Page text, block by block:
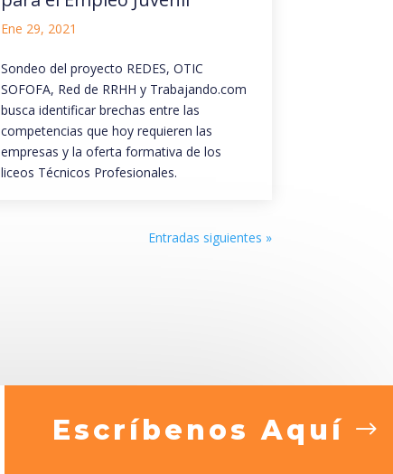
Ene 29, 2021
Sondeo del proyecto REDES, OTIC
SOFOFA, Red de RRHH y Trabajando.com
busca identificar brechas entre las
competencias que hoy requieren las
empresas y la oferta formativa de los
liceos Técnicos Profesionales.
Entradas siguientes »
Escríbenos Aquí